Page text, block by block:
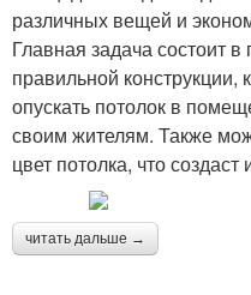
различных вещей и
Главная задача состоит
правильной конструкции,
опускать потолок в
своим жителям. Также
цвет потолка, что
читать дальше →